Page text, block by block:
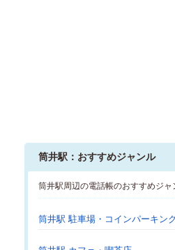
筒井駅：おすすめジャンル
筒井駅周辺の電話帳のおすすめジャ
筒井駅 駐車場・コインパーキン